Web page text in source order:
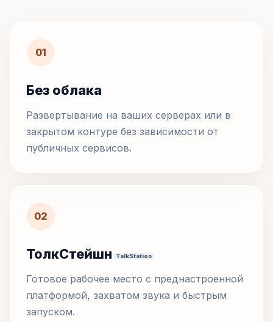
01
Без облака
Развертывание на ваших серверах или в
закрытом контуре без зависимости от
публичных сервисов.
02
ТолкСтейшн TalkStation
Готовое рабочее место с преднастроенной
платформой, захватом звука и быстрым
запуском.